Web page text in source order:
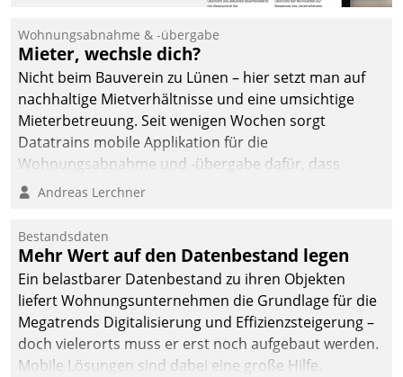
Ressort Kapitalanlage für
künftige Aufgaben und
Herausforderungen
gerüstet.
Wohnungsabnahme & -übergabe
Mieter, wechsle dich?
Nicht beim Bauverein zu Lünen – hier setzt man auf
nachhaltige Mietverhältnisse und eine umsichtige
Mieterbetreuung. Seit wenigen Wochen sorgt
Datatrains mobile Applikation für die
Wohnungsabnahme und -übergabe dafür, dass
Mieter wohlgeordnet kommen und, so es sein muss,
Andreas Lerchner
Bestandsdaten
Mehr Wert auf den Datenbestand legen
Ein belastbarer Datenbestand zu ihren Objekten
liefert Wohnungsunternehmen die Grundlage für die
Megatrends Digitalisierung und Effizienzsteigerung –
doch vielerorts muss er erst noch aufgebaut werden.
Mobile Lösungen sind dabei eine große Hilfe.